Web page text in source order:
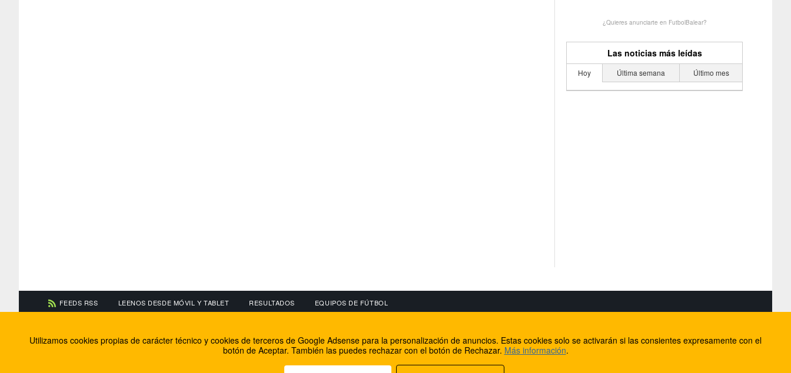
¿Quieres anunciarte en FutbolBalear?
Las noticias más leídas
Hoy Última semana Último mes
FEEDS RSS LEENOS DESDE MÓVIL Y TABLET RESULTADOS EQUIPOS DE FÚTBOL
Información de contacto
El equipo de FútbolBalear
Soluciones Corporativas IP
Facebook
Twitter
Internet Rural Mallorca
Registro de dominios
Utilizamos cookies propias de carácter técnico y cookies de terceros de Google Adsense para la personalización de anuncios. Estas cookies solo se activarán si las consientes expresamente con el
botón de Aceptar. También las puedes rechazar con el botón de Rechazar. Más información.